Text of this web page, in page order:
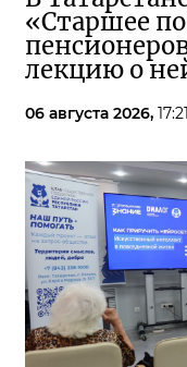
«Старшее
лекцию о
06 августа 2026, 17:21